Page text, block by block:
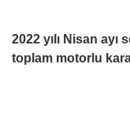
2022 yılı Nisan ayı
toplam motorlu kara